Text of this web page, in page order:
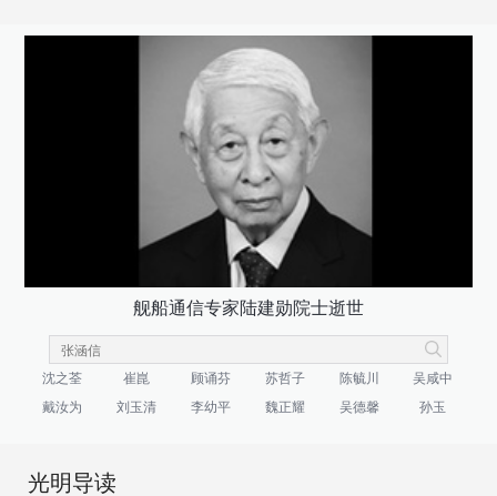
舰船通信专家陆建勋院士逝世
沈之荃 崔崑 顾诵芬 苏哲子 陈毓川
吴咸中
戴汝为
刘玉清 李幼平 魏正耀 吴德馨 孙玉
光明导读